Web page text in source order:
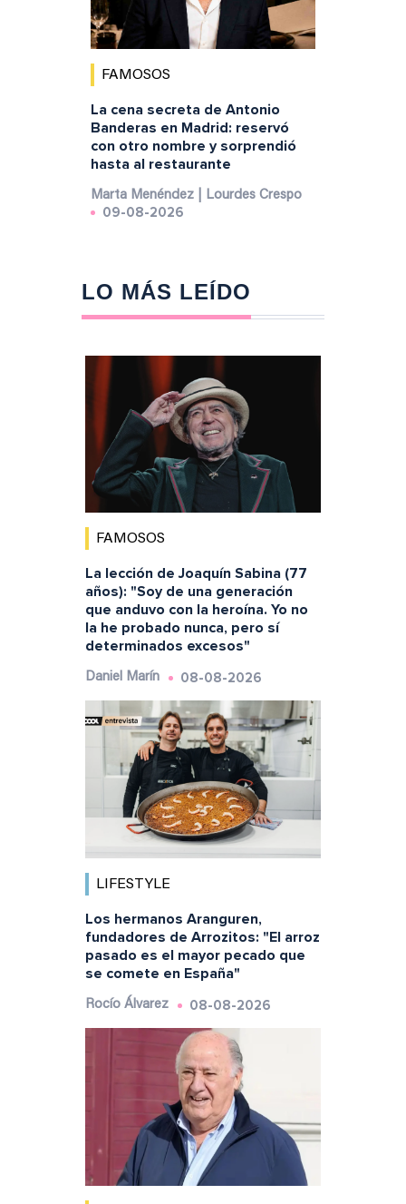
FAMOSOS
La cena secreta de Antonio
Banderas en Madrid: reservó
con otro nombre y sorprendió
hasta al restaurante
Marta Menéndez | Lourdes Crespo
09-08-2026
LO MÁS LEÍDO
FAMOSOS
La lección de Joaquín Sabina (77
años): "Soy de una generación
que anduvo con la heroína. Yo no
la he probado nunca, pero sí
determinados excesos"
Daniel Marín 08-08-2026
LIFESTYLE
Los hermanos Aranguren,
fundadores de Arrozitos: "El arroz
pasado es el mayor pecado que
se comete en España"
Rocío Álvarez 08-08-2026